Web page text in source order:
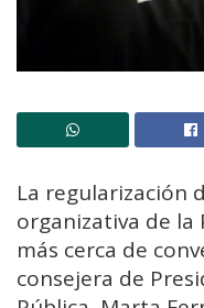
La regularización
organizativa de la
más cerca de
consejera de